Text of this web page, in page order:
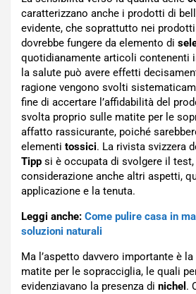
caratterizzano anche i prodotti di
evidente, che soprattutto nei
dovrebbe fungere da elemento di
quotidianamente articoli contenenti
la salute può avere effetti
ragione vengono svolti
fine di accertare l’affidabilità del
svolta proprio sulle matite per le
affatto rassicurante, poiché
elementi tossici. La rivista svizzera
Tipp si è occupata di svolgere il test,
considerazione anche altri aspetti,
applicazione e la tenuta.
Leggi anche: Come pulire casa in
soluzioni naturali
Ma l’aspetto davvero importante è
matite per le sopracciglia, le quali
evidenziavano la presenza di nichel .